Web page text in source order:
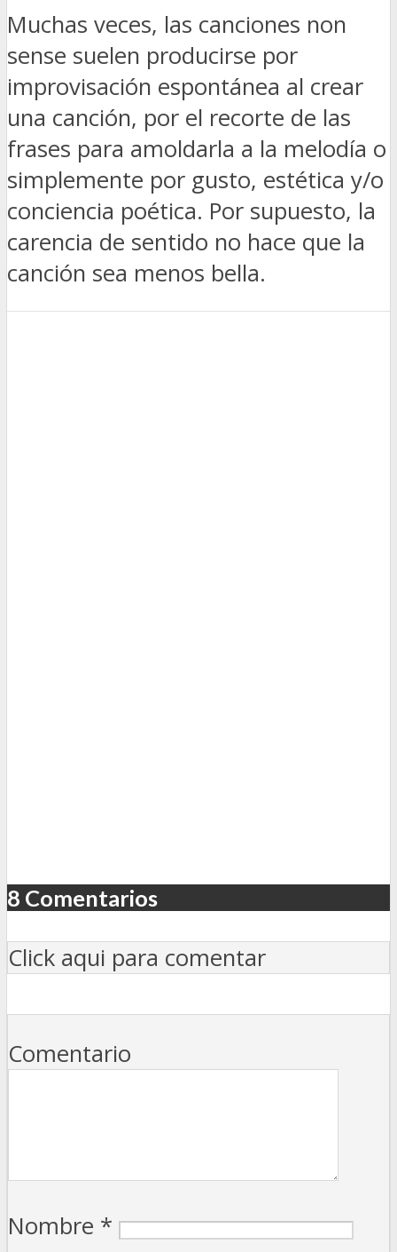
Muchas veces, las canciones non
sense suelen producirse por
improvisación espontánea al crear
una canción, por el recorte de las
frases para amoldarla a la melodía o
simplemente por gusto, estética y/o
conciencia poética. Por supuesto, la
carencia de sentido no hace que la
canción sea menos bella.
8 Comentarios
Click aqui para comentar
Comentario
Nombre *